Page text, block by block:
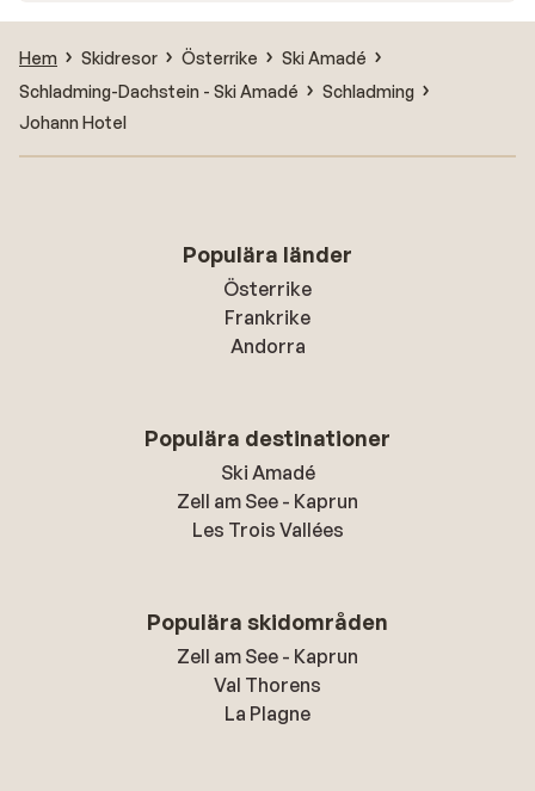
Hem Skidresor Österrike
Ski Amadé
Schladming-Dachstein - Ski Amadé
Schladming
Johann Hotel
Populära länder
Österrike
Frankrike
Andorra
Populära destinationer
Ski Amadé
Zell am See - Kaprun
Les Trois Vallées
Populära skidområden
Zell am See - Kaprun
Val Thorens
La Plagne